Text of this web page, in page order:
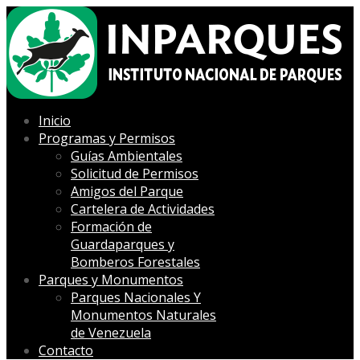
Inicio
Programas y Permisos
Guías Ambientales
Solicitud de Permisos
Amigos del Parque
Cartelera de Actividades
Formación de
Guardaparques y
Bomberos Forestales
Parques y Monumentos
Parques Nacionales Y
Monumentos Naturales
de Venezuela
Contacto